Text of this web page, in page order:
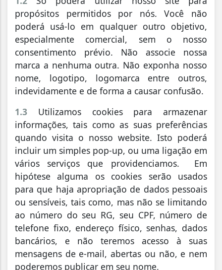
propósitos permitidos por nós. Você não
poderá usá-lo em qualquer outro objetivo,
especialmente comercial, sem o nosso
consentimento prévio. Não associe nossa
marca a nenhuma outra. Não exponha nosso
nome, logotipo, logomarca entre outros,
indevidamente e de forma a causar confusão.
1.3 Utilizamos cookies para armazenar
informações, tais como as suas preferências
quando visita o nosso website. Isto poderá
incluir um simples pop-up, ou uma ligação em
vários serviços que providenciamos. Em
hipótese alguma os cookies serão usados
para que haja apropriação de dados pessoais
ou sensíveis, tais como, mas não se limitando
ao número do seu RG, seu CPF, número de
telefone fixo, endereço físico, senhas, dados
bancários, e não teremos acesso à suas
mensagens de e-mail, abertas ou não, e nem
poderemos publicar em seu nome.